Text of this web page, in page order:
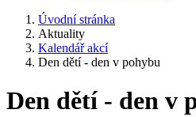
Úvodní stránka
Aktuality
Kalendář akcí
Den dětí - den v pohybu
Den dětí - den v